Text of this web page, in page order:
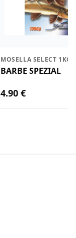
MOSELLA SELECT 1KG
BARBE SPEZIAL
4.90 €